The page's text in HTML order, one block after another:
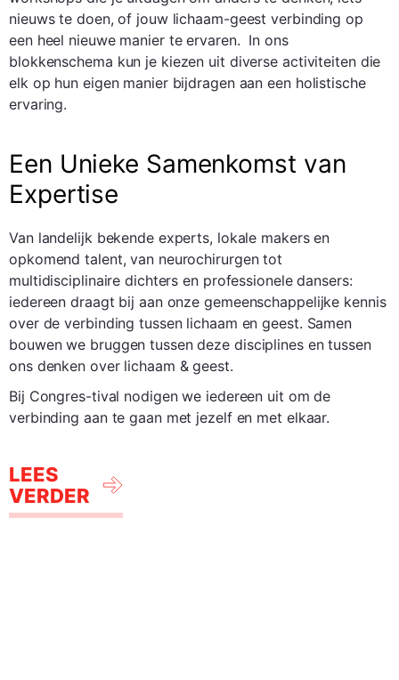
nieuws te doen, of jouw lichaam-geest verbinding op
een heel nieuwe manier te ervaren. In ons
blokkenschema kun je kiezen uit diverse activiteiten die
elk op hun eigen manier bijdragen aan een holistische
ervaring.
Een Unieke Samenkomst van
Expertise
Van landelijk bekende experts, lokale makers en
opkomend talent, van neurochirurgen tot
multidisciplinaire dichters en professionele dansers:
iedereen draagt bij aan onze gemeenschappelijke kennis
over de verbinding tussen lichaam en geest. Samen
bouwen we bruggen tussen deze disciplines en tussen
ons denken over lichaam & geest.
Bij Congres-tival nodigen we iedereen uit om de
verbinding aan te gaan met jezelf en met elkaar.
LEES
VERDER